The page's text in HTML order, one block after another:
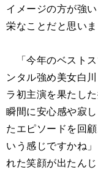
イメージの方が強
栄なことだと思い
「今年のベスト
ンタル強め美女白
ラ初主演を果たし
瞬間に安心感や寂
たエピソードを回
いう感じですかね
れた笑顔が出たん